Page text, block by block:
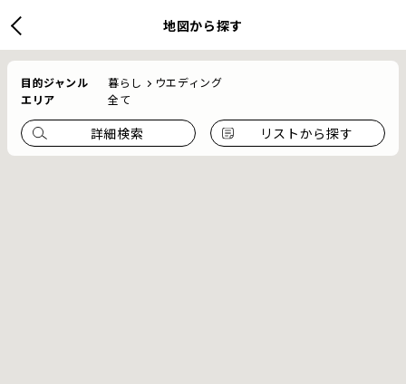
地図から探す
目的ジャンル 暮らし
ウエディング
エリア
全て
詳細検索 リストから探す